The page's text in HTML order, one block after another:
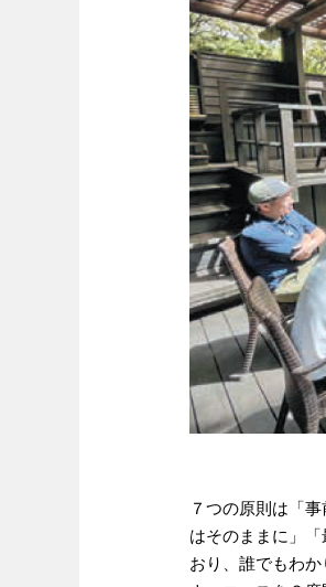
７つの原則は「
はそのままに」
おり、誰でもわ